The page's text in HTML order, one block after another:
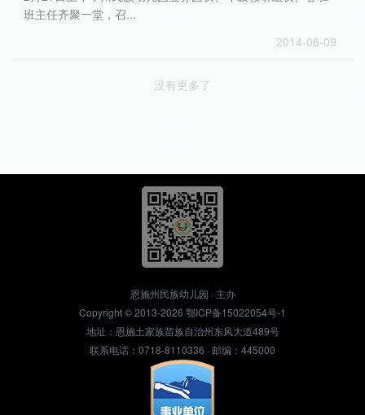
班主任齐聚一堂，召...
2014-06-09
没有更多了
恩施州民族幼儿园 · 主办
Copyright © 2013-2026 鄂ICP备15022054号-1
地址：恩施土家族苗族自治州东风大道489号
联系电话：0718-8110336 · 邮编：445000